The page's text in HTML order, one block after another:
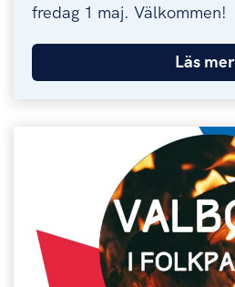
fredag 1 maj. Välkommen!
Läs mer